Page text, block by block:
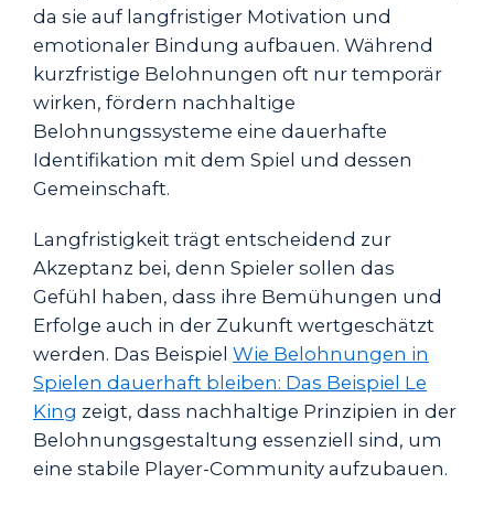
da sie auf langfristiger Motivation und
emotionaler Bindung aufbauen. Während
kurzfristige Belohnungen oft nur temporär
wirken, fördern nachhaltige
Belohnungssysteme eine dauerhafte
Identifikation mit dem Spiel und dessen
Gemeinschaft.
Langfristigkeit trägt entscheidend zur
Akzeptanz bei, denn Spieler sollen das
Gefühl haben, dass ihre Bemühungen und
Erfolge auch in der Zukunft wertgeschätzt
werden. Das Beispiel Wie Belohnungen in
Spielen dauerhaft bleiben: Das Beispiel Le
King zeigt, dass nachhaltige Prinzipien in der
Belohnungsgestaltung essenziell sind, um
eine stabile Player-Community aufzubauen.